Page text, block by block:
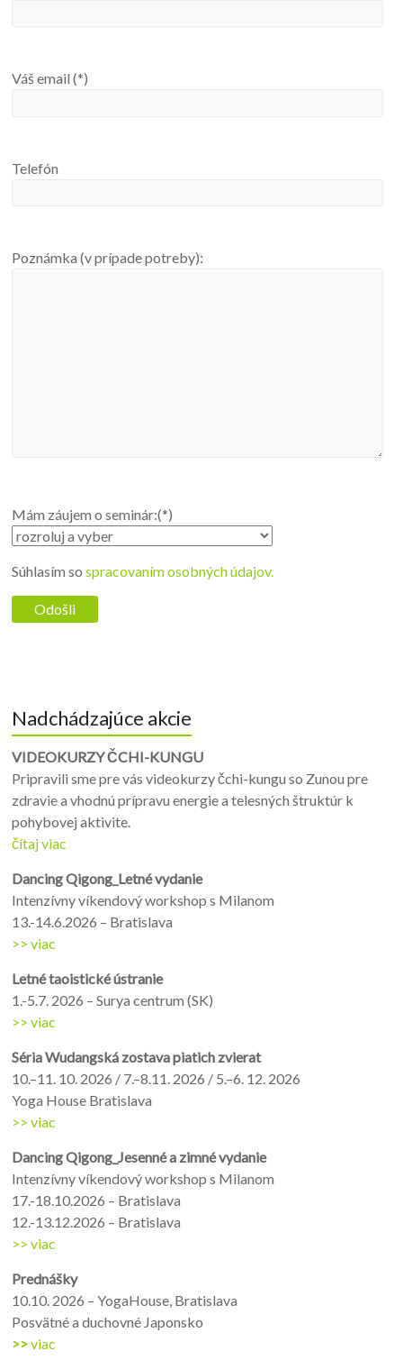
Váš email (*)
Telefón
Poznámka (v prípade potreby):
Mám záujem o seminár:(*)
Súhlasím sospracovaním osobných údajov.
Nadchádzajúce akcie
VIDEOKURZY ČCHI-KUNGU
Pripravili sme pre vás videokurzy čchi-kungu so Zunou pre
zdravie a vhodnú prípravu energie a telesných štruktúr k
pohybovej aktivite.
čítaj viac
Dancing Qigong_Letné vydanie
Intenzívny víkendový workshop s Milanom
13.-14.6.2026 – Bratislava
>> viac
Letné taoistické ústranie
1.-5.7. 2026 – Surya centrum (SK)
>> viac
Séria Wudangská zostava piatich zvierat
10.–11. 10. 2026 / 7.–8.11. 2026 / 5.–6. 12. 2026
Yoga House Bratislava
>> viac
Dancing Qigong_Jesenné a zimné vydanie
Intenzívny víkendový workshop s Milanom
17.-18.10.2026 – Bratislava
12.-13.12.2026 – Bratislava
>> viac
Prednášky
10.10. 2026 – YogaHouse, Bratislava
Posvätné a duchovné Japonsko
>>viac